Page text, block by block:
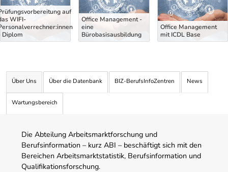
auf
WIFI-
Diplom
Office Management -
eine
Bürobasisausbildung
Office Management
mit ICDL Base
Über Uns Über die Datenbank BIZ-BerufsInfoZentren News
Wartungsbereich
Die Abteilung Arbeitsmarktforschung und
Berufsinformation – kurz ABI – beschäftigt sich mit den
Bereichen Arbeitsmarktstatistik, Berufsinformation und
Qualifikationsforschung.